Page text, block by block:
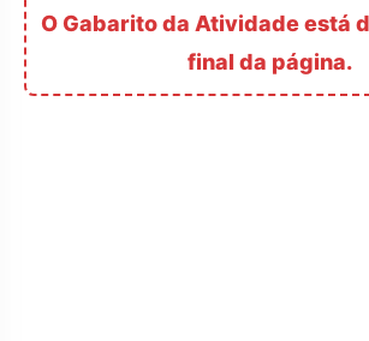
O Gabarito da Atividade está
final da página.